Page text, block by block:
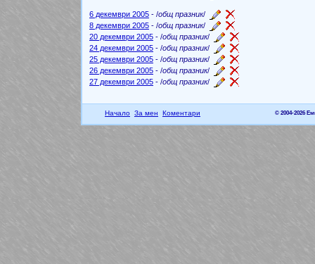
6 декември 2005 - /общ празник/
8 декември 2005 - /общ празник/
20 декември 2005 - /общ празник/
24 декември 2005 - /общ празник/
25 декември 2005 - /общ празник/
26 декември 2005 - /общ празник/
27 декември 2005 - /общ празник/
Начало За мен Коментари © 2004-2026